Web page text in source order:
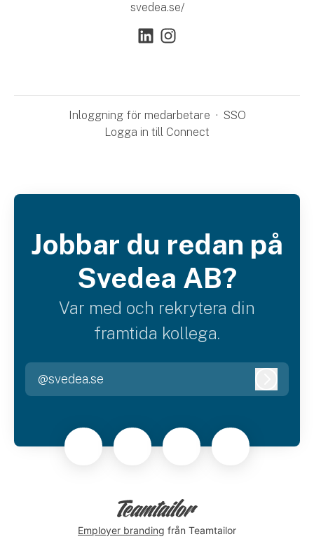
svedea.se/
Inloggning för medarbetare · SSO
Logga in till Connect
Jobbar du redan på
Svedea AB?
Var med och rekrytera din
framtida kollega.
@svedea.se
Employer branding från Teamtailor